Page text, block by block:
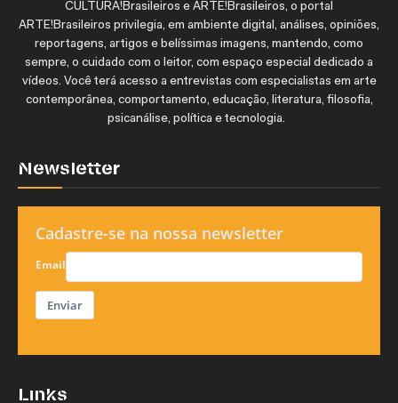
CULTURA!Brasileiros e ARTE!Brasileiros, o portal
ARTE!Brasileiros privilegia, em ambiente digital, análises, opiniões,
reportagens, artigos e belíssimas imagens, mantendo, como
sempre, o cuidado com o leitor, com espaço especial dedicado a
vídeos. Você terá acesso a entrevistas com especialistas em arte
contemporânea, comportamento, educação, literatura, filosofia,
psicanálise, política e tecnologia.
Newsletter
Cadastre-se na nossa newsletter
Email
Enviar
Links